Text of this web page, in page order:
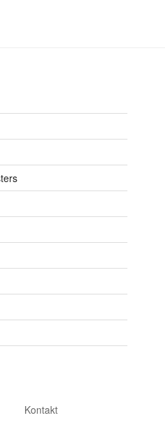
Kontakt